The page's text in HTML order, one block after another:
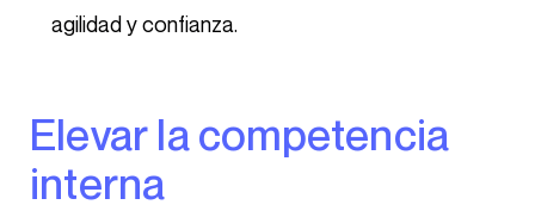
agilidad y confianza.
Elevar la competencia
interna